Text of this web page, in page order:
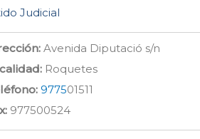
Judicial
Avenida Diputació s/n
Roquetes
977501511
977500524